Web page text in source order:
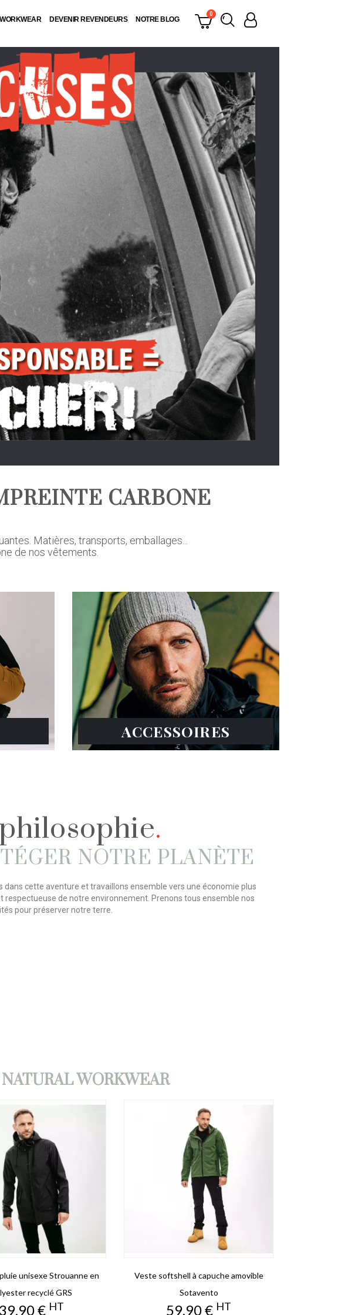
DEVENIR REVENDEURS NOTRE BLOG
CARBONE
Matières, transports, emballages...
de nos vêtements.
ACCESSOIRES
.
NOTRE PLANÈTE
dans cette aventure et travaillons ensemble vers une économie plus
respectueuse de notre environnement. Prenons tous ensemble nos
pour préserver notre terre.
WORKWEAR
unisexe Strouanne en
recyclé GRS
Prix
39,90 € HT
Veste softshell à capuche amovible
Sotavento
Prix
59,90 € HT